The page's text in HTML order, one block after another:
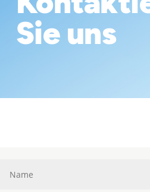
Sie uns